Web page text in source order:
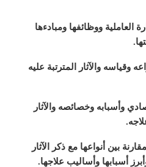
العاملية ووظائفها ومبادءها
وقياسه والآثار المترتبة عليه
وأسبابه وخصائصه والآثار
بين أنواعها مع ذكر الآثار
أسبابها وأساليب علاجها.